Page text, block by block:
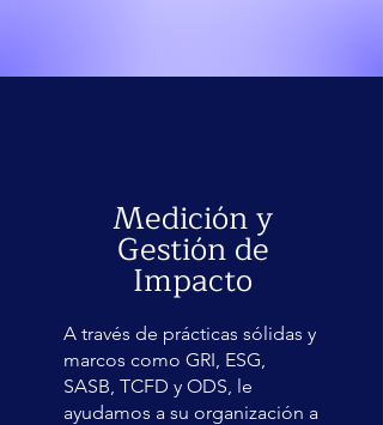
Medición y
Gestión de
Impacto
A través de prácticas sólidas y
marcos como GRI, ESG,
SASB, TCFD y ODS, le
ayudamos a su organización a